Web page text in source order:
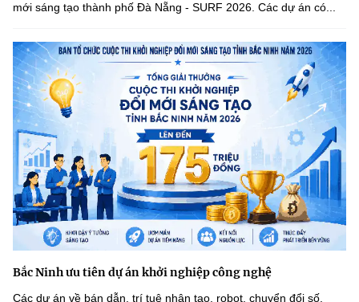
mới sáng tạo thành phố Đà Nẵng - SURF 2026. Các dự án có...
Bắc Ninh ưu tiên dự án khởi nghiệp công nghệ
Các dự án về bán dẫn, trí tuệ nhân tạo, robot, chuyển đổi số,